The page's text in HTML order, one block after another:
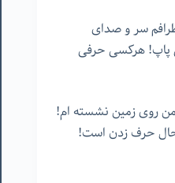
اطرافم سر و صدای
پاپ! هرکسی حرفی
روی زمین نشسته ام!
حرف زدن است!